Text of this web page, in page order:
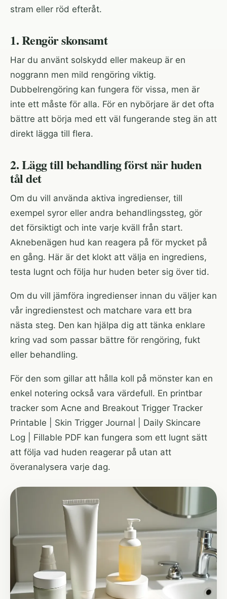
stram eller röd efteråt.
1. Rengör skonsamt
Har du använt solskydd eller makeup är en
noggrann men mild rengöring viktig.
Dubbelrengöring kan fungera för vissa, men är
inte ett måste för alla. För en nybörjare är det ofta
bättre att börja med ett väl fungerande steg än att
direkt lägga till flera.
2. Lägg till behandling först när huden
tål det
Om du vill använda aktiva ingredienser, till
exempel syror eller andra behandlingssteg, gör
det försiktigt och inte varje kväll från start.
Aknebenägen hud kan reagera på för mycket på
en gång. Här är det klokt att välja en ingrediens,
testa lugnt och följa hur huden beter sig över tid.
Om du vill jämföra ingredienser innan du väljer kan
vår ingredienstest och matchare vara ett bra
nästa steg. Den kan hjälpa dig att tänka enklare
kring vad som passar bättre för rengöring, fukt
eller behandling.
För den som gillar att hålla koll på mönster kan en
enkel notering också vara värdefull. En printbar
tracker som Acne and Breakout Trigger Tracker
Printable | Skin Trigger Journal | Daily Skincare
Log | Fillable PDF kan fungera som ett lugnt sätt
att följa vad huden reagerar på utan att
överanalysera varje dag.